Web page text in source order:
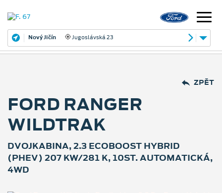
Nový Jičín Jugoslávská 23
ZPĚT
FORD RANGER
WILDTRAK
DVOJKABINA, 2.3 ECOBOOST HYBRID
(PHEV) 207 KW/281 K, 10ST. AUTOMATICKÁ,
4WD